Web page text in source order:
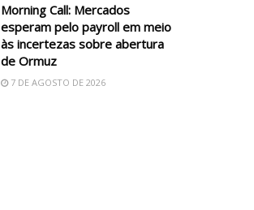
Morning Call: Mercados
esperam pelo payroll em meio
às incertezas sobre abertura
de Ormuz
7 DE AGOSTO DE 2026